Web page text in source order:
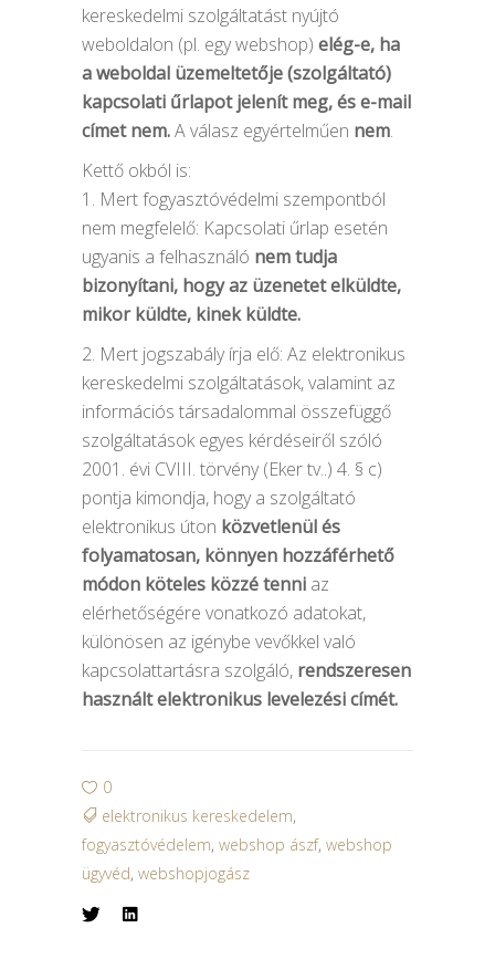
kereskedelmi szolgáltatást nyújtó
weboldalon (pl. egy webshop) elég-e, ha
a weboldal üzemeltetője (szolgáltató)
kapcsolati űrlapot jelenít meg, és e-mail
címet nem.A válasz egyértelműen nem.
Kettő okból is:
1. Mert fogyasztóvédelmi szempontból
nem megfelelő: Kapcsolati űrlap esetén
ugyanis a felhasználó nem tudja
bizonyítani, hogy az üzenetet elküldte,
mikor küldte, kinek küldte.
2. Mert jogszabály írja elő: Az elektronikus
kereskedelmi szolgáltatások, valamint az
információs társadalommal összefüggő
szolgáltatások egyes kérdéseiről szóló
2001. évi CVIII. törvény (Eker tv..) 4. § c)
pontja kimondja, hogy a szolgáltató
elektronikus úton közvetlenül és
folyamatosan, könnyen hozzáférhető
módon köteles közzé tenni az
elérhetőségére vonatkozó adatokat,
különösen az igénybe vevőkkel való
kapcsolattartásra szolgáló, rendszeresen
használt elektronikus levelezési címét.
0
elektronikus kereskedelem,
fogyasztóvédelem, webshop ászf, webshop
ügyvéd, webshopjogász